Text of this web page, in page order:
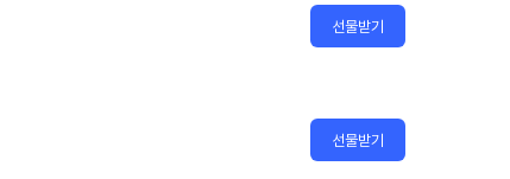
선물받기
선물받기